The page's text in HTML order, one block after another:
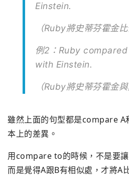
Einstein.
（Ruby將史蒂芬霍金
例2：Ruby
with Einstein.
（Ruby將史蒂芬霍金
雖然上面的句型都是compare A
本上的差異。
用compare to的時候，不是要讓
而是覺得A跟B有相似處，才將A